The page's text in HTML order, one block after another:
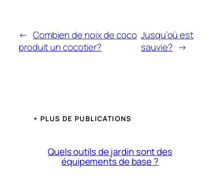
← Combien de noix de coco
produit un cocotier?
Jusqu’où est
sauvie? →
+ PLUS DE PUBLICATIONS
Quels outils de jardin sont des
équipements de base ?